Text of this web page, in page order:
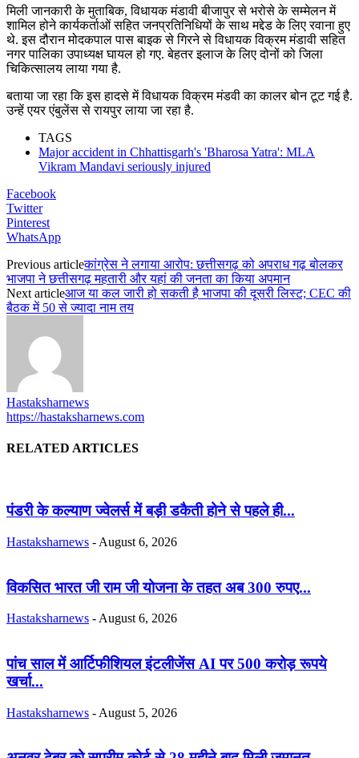
मिली जानकारी के मुताबिक, विधायक मंडावी बीजापुर से भरोसे के सम्मेलन में
शामिल होने कार्यकर्ताओं सहित जनप्रतिनिधियों के साथ मद्देड के लिए रवाना हुए
थे. इस दौरान मोदकपाल पास बाइक से गिरने से विधायक विक्रम मंडावी सहित
नगर पालिका उपाध्यक्ष घायल हो गए. बेहतर इलाज के लिए दोनों को जिला
चिकित्सालय लाया गया है.
बताया जा रहा कि इस हादसे में विधायक विक्रम मंडवी का कालर बोन टूट गई है.
उन्हें एयर एंबुलेंस से रायपुर लाया जा रहा है.
TAGS
Major accident in Chhattisgarh's 'Bharosa Yatra': MLA
Vikram Mandavi seriously injured
Facebook
Twitter
Pinterest
WhatsApp
Previous articleकांग्रेस ने लगाया आरोप: छत्तीसगढ़ को अपराध गढ़ बोलकर
भाजपा ने छत्तीसगढ़ महतारी और यहां की जनता का किया अपमान
Next articleआज या कल जारी हो सकती है भाजपा की दूसरी लिस्ट; CEC की
बैठक में 50 से ज्यादा नाम तय
Hastaksharnews
https://hastaksharnews.com
RELATED ARTICLES
पंडरी के कल्याण ज्वेलर्स में बड़ी डकैती होने से पहले ही...
Hastaksharnews - August 6, 2026
विकसित भारत जी राम जी योजना के तहत अब 300 रुपए...
Hastaksharnews - August 6, 2026
पांच साल में आर्टिफीशियल इंटलीजेंस AI पर 500 करोड़ रूपये
खर्चा...
Hastaksharnews - August 5, 2026